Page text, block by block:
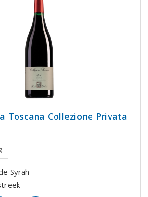
Toscana Collezione Privata
Syrah